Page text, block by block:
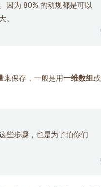
因为 80% 的动规都是可以
。
来保存，一般是用一维数组
些步骤，也是为了怕你们